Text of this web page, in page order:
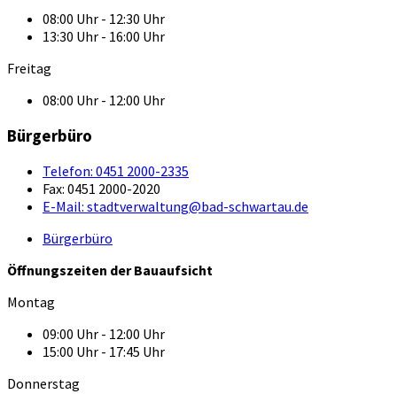
08:00 Uhr - 12:30 Uhr
13:30 Uhr - 16:00 Uhr
Freitag
08:00 Uhr - 12:00 Uhr
Bürgerbüro
Telefon: 0451 2000-2335
Fax: 0451 2000-2020
E-Mail: stadtverwaltung@bad-schwartau.de
Bürgerbüro
Öffnungszeiten der Bauaufsicht
Montag
09:00 Uhr - 12:00 Uhr
15:00 Uhr - 17:45 Uhr
Donnerstag